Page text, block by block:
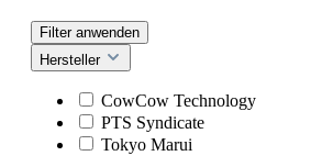
Filter anwenden
Hersteller
CowCow Technology
PTS Syndicate
Tokyo Marui